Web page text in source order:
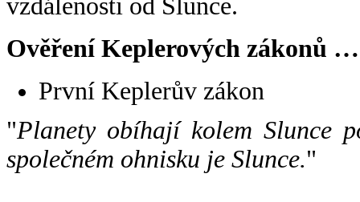
vzdálenosti od Slunce.
Ověření Keplerových zákonů …
První Keplerův zákon
"Planety obíhají kolem Slunce
společném ohnisku je Slunce."